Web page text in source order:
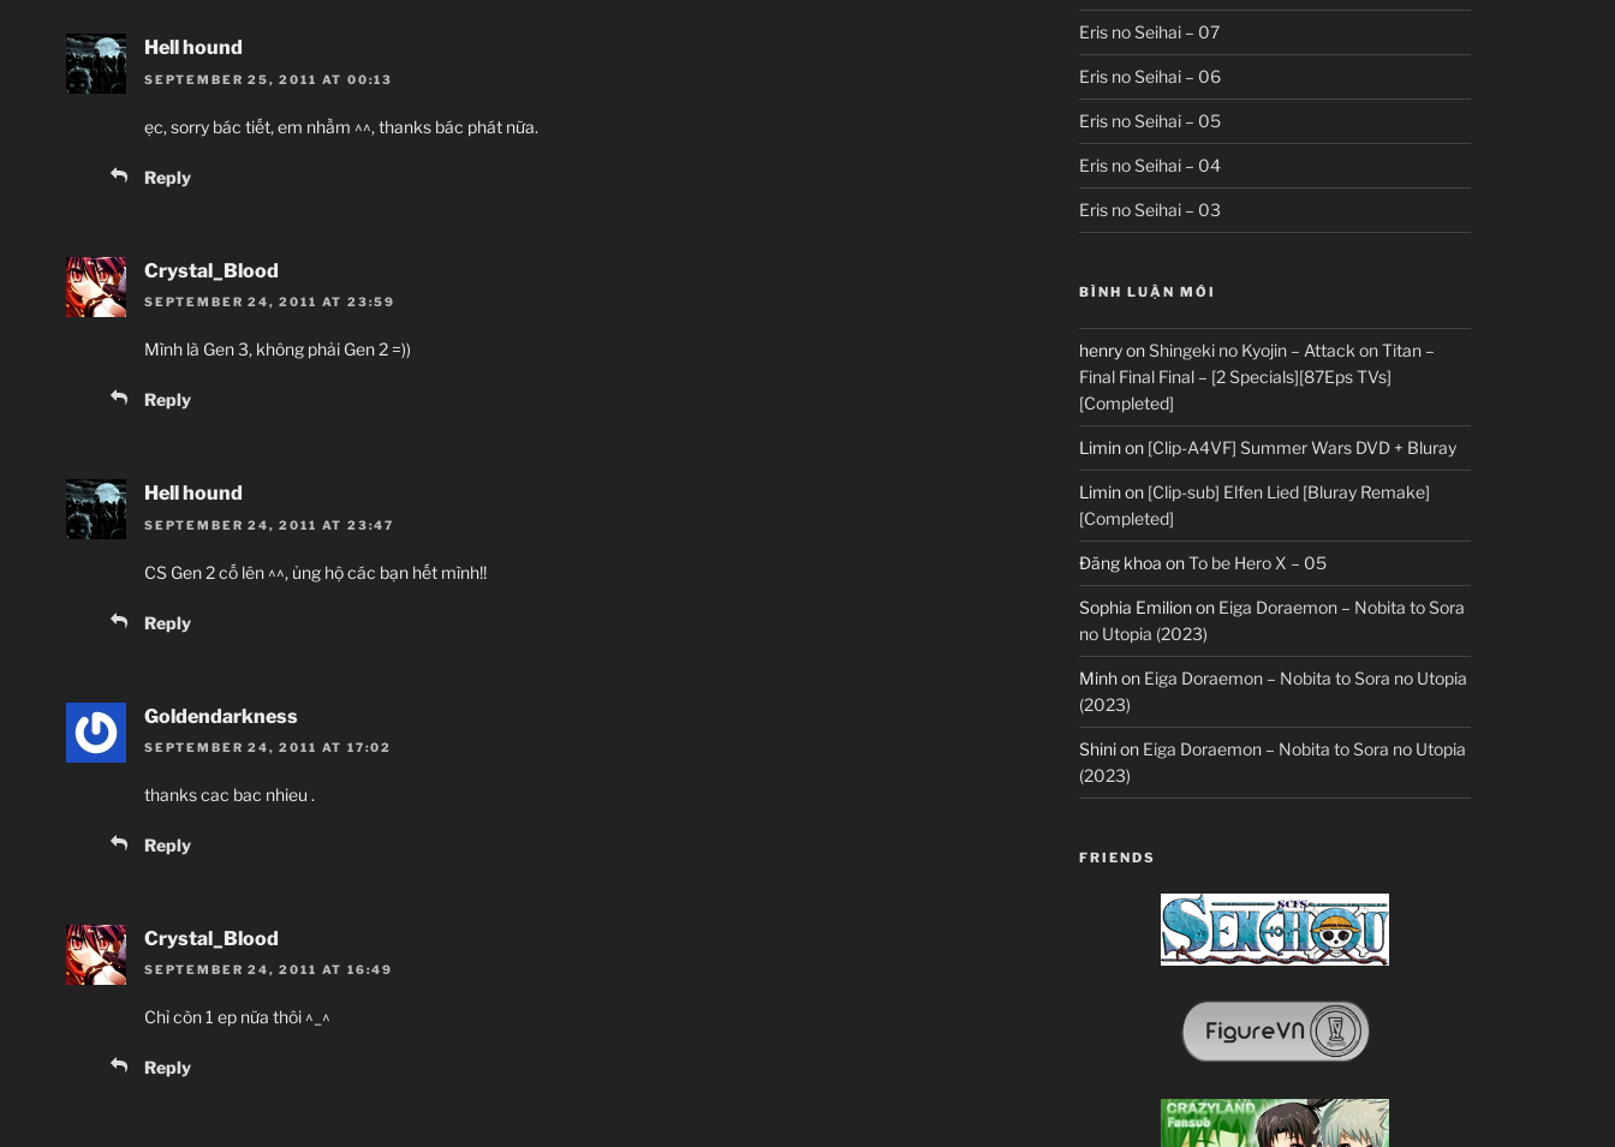
Hell hound
SEPTEMBER 25, 2011 AT 00:13
ẹc, sorry bác tiết, em nhầm ^^, thanks bác phát nữa.
Reply
Crystal_Blood
SEPTEMBER 24, 2011 AT 23:59
Mình là Gen 3, không phải Gen 2 =))
Reply
Hell hound
SEPTEMBER 24, 2011 AT 23:47
CS Gen 2 cố lên ^^, ủng hộ các bạn hết mình!!
Reply
Goldendarkness
SEPTEMBER 24, 2011 AT 17:02
thanks cac bac nhieu .
Reply
Crystal_Blood
SEPTEMBER 24, 2011 AT 16:49
Chỉ còn 1 ep nữa thôi ^_^
Reply
Eris no Seihai – 07
Eris no Seihai – 06
Eris no Seihai – 05
Eris no Seihai – 04
Eris no Seihai – 03
BÌNH LUẬN MỚI
henryonShingeki no Kyojin – Attack on Titan –
Final Final Final – [2 Specials][87Eps TVs]
[Completed]
Liminon [Clip-A4VF] Summer Wars DVD + Bluray
Liminon [Clip-sub] Elfen Lied [Bluray Remake]
[Completed]
Đăng khoa onTo be Hero X – 05
Sophia Emilionon Eiga Doraemon – Nobita to Sora
no Utopia (2023)
Minhon Eiga Doraemon – Nobita to Sora no Utopia
(2023)
Shinion Eiga Doraemon – Nobita to Sora no Utopia
(2023)
FRIENDS